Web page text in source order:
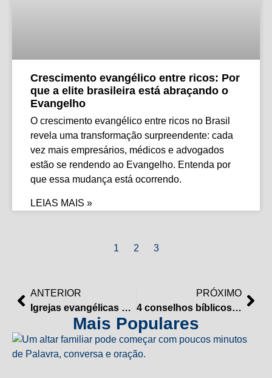
Crescimento evangélico entre ricos: Por
que a elite brasileira está abraçando o
Evangelho
O crescimento evangélico entre ricos no Brasil
revela uma transformação surpreendente: cada
vez mais empresários, médicos e advogados
estão se rendendo ao Evangelho. Entenda por
que essa mudança está ocorrendo.
LEIAS MAIS »
1 2 3
ANTERIOR
Igrejas evangélicas se tornam rede informal de bem-estar social no Brasil, afirma antropólogo
PRÓXIMO
4 conselhos bíblicos para um ano de sucesso
Mais Populares